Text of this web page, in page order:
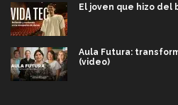
El joven que hizo del
Aula Futura:
(video)